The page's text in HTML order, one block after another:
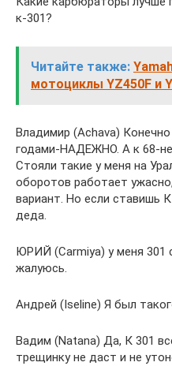
к-301?
Читайте также:
мотоциклы YZ450F и
Владимир (Achava)
годами-НАДЕЖНО. А к 68-не
Стояли такие у меня на
оборотов работает
вариант. Но если ставишь
деда.
ЮРИЙ (Carmiya) у меня 301
жалуюсь.
Андрей (Iseline) Я был
Вадим (Natana) Да, К 301
трещинку не даст и не